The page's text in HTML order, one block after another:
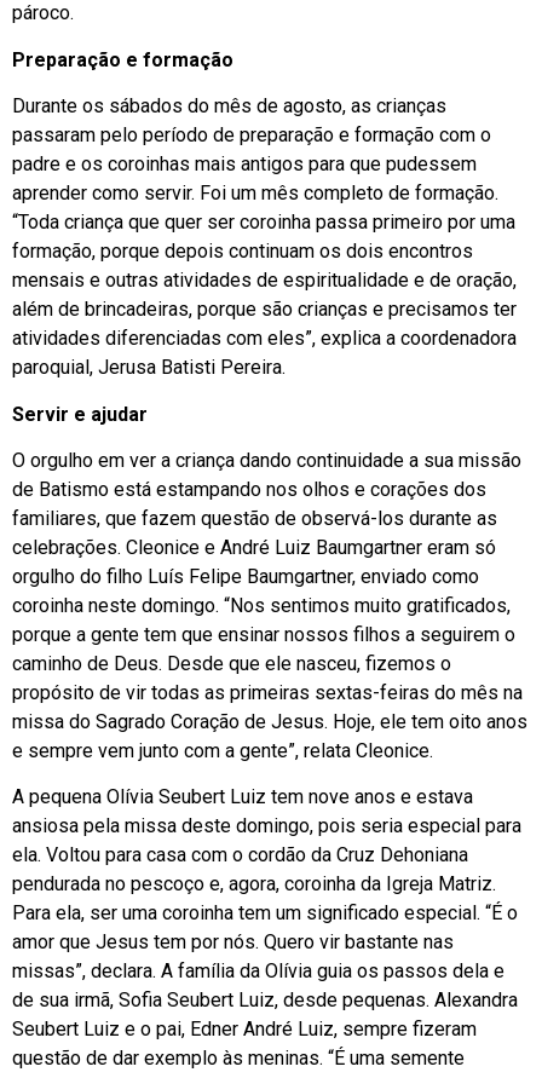
pároco.
Preparação e formação
Durante os sábados do mês de agosto, as crianças
passaram pelo período de preparação e formação com o
padre e os coroinhas mais antigos para que pudessem
aprender como servir. Foi um mês completo de formação.
“Toda criança que quer ser coroinha passa primeiro por uma
formação, porque depois continuam os dois encontros
mensais e outras atividades de espiritualidade e de oração,
além de brincadeiras, porque são crianças e precisamos ter
atividades diferenciadas com eles”, explica a coordenadora
paroquial, Jerusa Batisti Pereira.
Servir e ajudar
O orgulho em ver a criança dando continuidade a sua missão
de Batismo está estampando nos olhos e corações dos
familiares, que fazem questão de observá-los durante as
celebrações. Cleonice e André Luiz Baumgartner eram só
orgulho do filho Luís Felipe Baumgartner, enviado como
coroinha neste domingo. “Nos sentimos muito gratificados,
porque a gente tem que ensinar nossos filhos a seguirem o
caminho de Deus. Desde que ele nasceu, fizemos o
propósito de vir todas as primeiras sextas-feiras do mês na
missa do Sagrado Coração de Jesus. Hoje, ele tem oito anos
e sempre vem junto com a gente”, relata Cleonice.
A pequena Olívia Seubert Luiz tem nove anos e estava
ansiosa pela missa deste domingo, pois seria especial para
ela. Voltou para casa com o cordão da Cruz Dehoniana
pendurada no pescoço e, agora, coroinha da Igreja Matriz.
Para ela, ser uma coroinha tem um significado especial. “É o
amor que Jesus tem por nós. Quero vir bastante nas
missas”, declara. A família da Olívia guia os passos dela e
de sua irmã, Sofia Seubert Luiz, desde pequenas. Alexandra
Seubert Luiz e o pai, Edner André Luiz, sempre fizeram
questão de dar exemplo às meninas. “É uma semente